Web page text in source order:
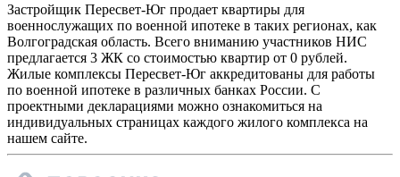
Застройщик Пересвет-Юг продает квартиры для
военнослужащих по военной ипотеке в таких регионах, как
Волгоградская область. Всего вниманию участников НИС
предлагается 3 ЖК со стоимостью квартир от 0 рублей.
Жилые комплексы Пересвет-Юг аккредитованы для работы
по военной ипотеке в различных банках России. С
проектными декларациями можно ознакомиться на
индивидуальных страницах каждого жилого комплекса на
нашем сайте.